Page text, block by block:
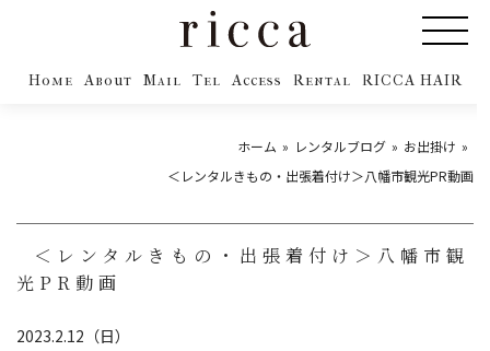
Home About Mail Tel Access Rental RICCA HAIR
ホーム レンタルブログ
お出掛け
＜レンタルきもの・出張着付け＞八幡市観光PR動画
＜レンタルきもの・出張着付け＞八幡市観
光PR動画
2023.2.12（日）